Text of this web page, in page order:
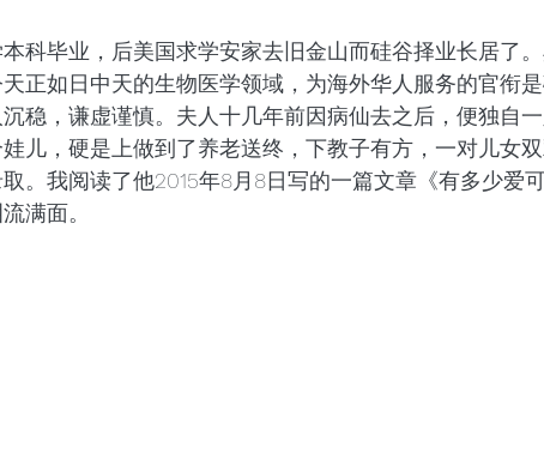
西班牙百日散记
科毕业，后美国求学安家去旧金山而硅谷择业长居了
正如日中天的生物医学领域，为海外华人服务的官衔
稳，谦虚谨慎。夫人十几年前因病仙去之后，便独自
儿，硬是上做到了养老送终，下教子有方，一对儿女
。我阅读了他2015年8月8日写的一篇文章《有多少爱
满面。